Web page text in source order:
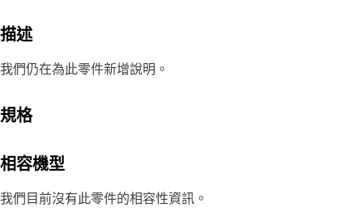
描述
我們仍在為此零件新增說明。
規格
相容機型
我們目前沒有此零件的相容性資訊。